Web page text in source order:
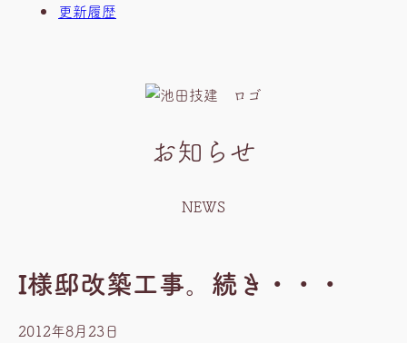
更新履歴
お知らせ
NEWS
I様邸改築工事。続き・・・
2012年8月23日